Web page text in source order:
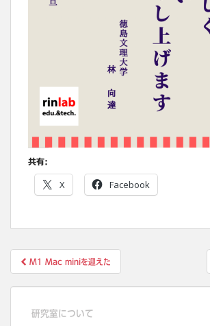
共有:
X Facebook
投
稿
ナ
M1 Mac miniを迎えた
研究室について